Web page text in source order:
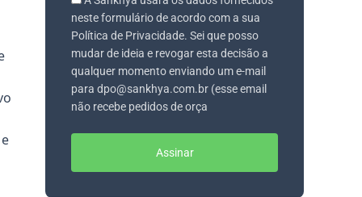
neste formulário de acordo com a sua
Política de Privacidade. Sei que posso
mudar de ideia e revogar esta decisão a
qualquer momento enviando um e-mail
para dpo@sankhya.com.br (esse email
não recebe pedidos de orça
Assinar